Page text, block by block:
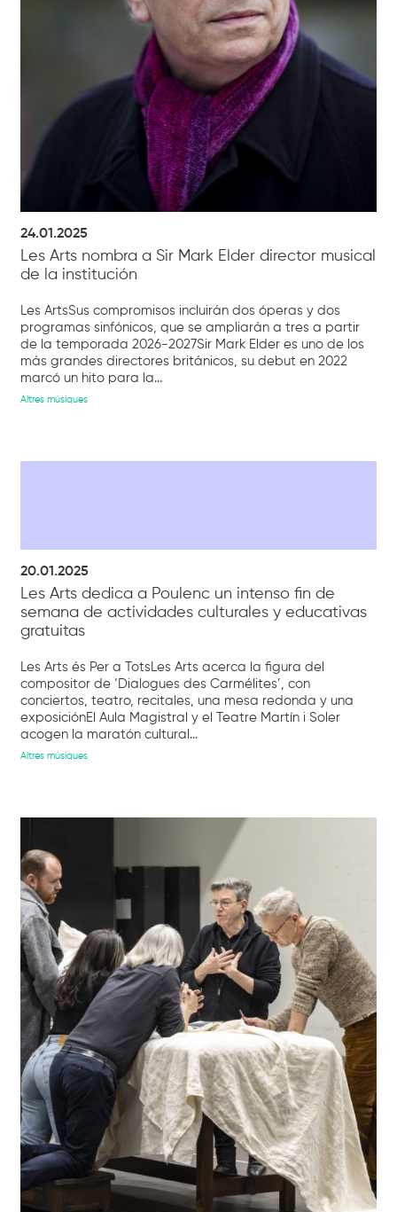
24.01.2025
Les Arts nombra a Sir Mark Elder director musical
de la institución
Les ArtsSus compromisos incluirán dos óperas y dos
programas sinfónicos, que se ampliarán a tres a partir
de la temporada 2026-2027Sir Mark Elder es uno de los
más grandes directores británicos, su debut en 2022
marcó un hito para la...
Altres músiques
20.01.2025
Les Arts dedica a Poulenc un intenso fin de
semana de actividades culturales y educativas
gratuitas
Les Arts és Per a TotsLes Arts acerca la figura del
compositor de ‘Dialogues des Carmélites’, con
conciertos, teatro, recitales, una mesa redonda y una
exposiciónEl Aula Magistral y el Teatre Martín i Soler
acogen la maratón cultural...
Altres músiques